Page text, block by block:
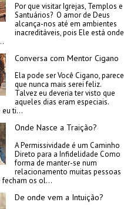
Por que visitar Igrejas, Templos e
Santuários? O amor de Deus
alcança-nos até em ambientes
inacreditáveis, pois Ele está onde
Conversa com Mentor Cigano
Ela pode ser Você Cigano, parece
que nunca mais serei feliz.
Talvez eu deveria ter visto que
aqueles dias eram especiais.
eu ti...
Onde Nasce a Traição?
A Permissividade é um Caminho
Direto para a Infidelidade Como
forma de manter-se num
relacionamento muitas pessoas
os ol...
De onde vem a Intuição?